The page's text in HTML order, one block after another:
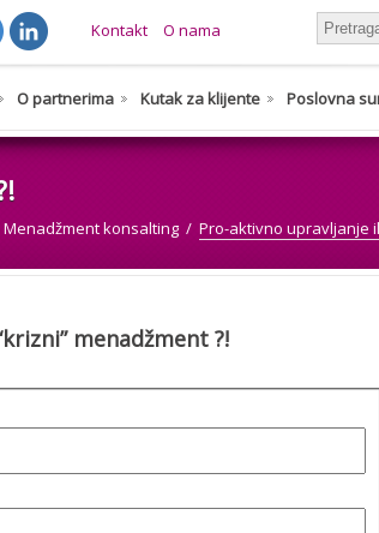
Kontakt O nama
O partnerima Kutak za klijente Poslovna
Menadžment konsalting Pro-aktivno upravljanje
menadžment ?!